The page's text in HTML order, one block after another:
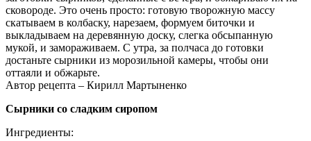
сковороде. Это очень просто: готовую творожную массу
скатываем в колбаску, нарезаем, формуем биточки и
выкладываем на деревянную доску, слегка обсыпанную
мукой, и замораживаем. С утра, за полчаса до готовки
достаньте сырники из морозильной камеры, чтобы они
оттаяли и обжарьте.
Автор рецепта – Кирилл Мартыненко
Сырники со сладким сиропом
Ингредиенты: